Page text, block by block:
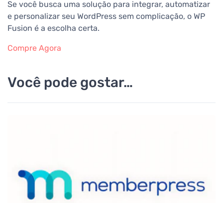
Se você busca uma solução para integrar, automatizar
e personalizar seu WordPress sem complicação, o WP
Fusion é a escolha certa.
Compre Agora
Você pode gostar…